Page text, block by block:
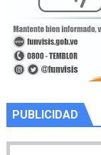
PUBLICIDAD